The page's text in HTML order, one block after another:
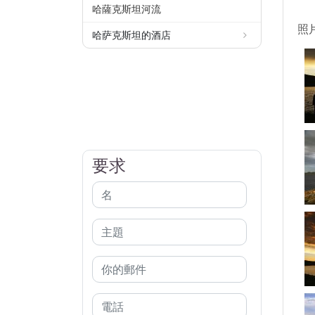
哈薩克斯坦河流
哈萨克斯坦的酒店
要求
照